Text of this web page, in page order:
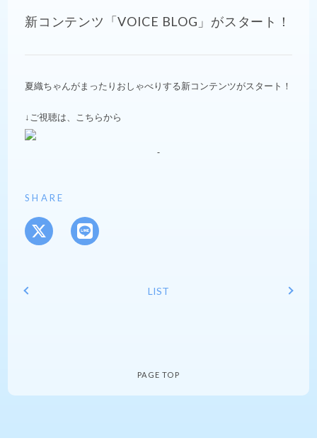
新コンテンツ「VOICE BLOG」がスタート！
夏織ちゃんがまったりおしゃべりする新コンテンツがスタート！
↓ご視聴は、こちらから
SHARE
LIST
PAGE TOP